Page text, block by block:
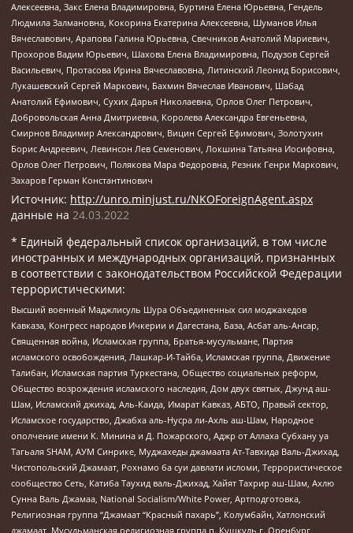
Алексеевна, Закс Елена Владимировна, Буртина Елена Юрьевна, Гендель
Людмила Залмановна, Кокорина Екатерина Алексеевна, Шуманов Илья
Вячеславович, Арапова Галина Юрьевна, Свечников Анатолий Мариевич,
Прохоров Вадим Юрьевич, Шахова Елена Владимировна, Подузов Сергей
Васильевич, Протасова Ирина Вячеславовна, Литинский Леонид Борисович,
Лукашевский Сергей Маркович, Бахмин Вячеслав Иванович, Шабад
Анатолий Ефимович, Сухих Дарья Николаевна, Орлов Олег Петрович,
Добровольская Анна Дмитриевна, Королева Александра Евгеньевна,
Смирнов Владимир Александрович, Вицин Сергей Ефимович, Золотухин
Борис Андреевич, Левинсон Лев Семенович, Локшина Татьяна Иосифовна,
Орлов Олег Петрович, Полякова Мара Федоровна, Резник Генри Маркович,
Захаров Герман Константинович
Источник: http://unro.minjust.ru/NKOForeignAgent.aspx
данные на 24.03.2022
* Единый федеральный список организаций, в том числе
иностранных и международных организаций, признанных
в соответствии с законодательством Российской Федерации
террористическими:
Высший военный Маджлисуль Шура Объединенных сил моджахедов
Кавказа, Конгресс народов Ичкерии и Дагестана, База, Асбат аль-Ансар,
Священная война, Исламская группа, Братья-мусульмане, Партия
исламского освобождения, Лашкар-И-Тайба, Исламская группа, Движение
Талибан, Исламская партия Туркестана, Общество социальных реформ,
Общество возрождения исламского наследия, Дом двух святых, Джунд аш-
Шам, Исламский джихад, Аль-Каида, Имарат Кавказ, АБТО, Правый сектор,
Исламское государство, Джабха аль-Нусра ли-Ахль аш-Шам, Народное
ополчение имени К. Минина и Д. Пожарского, Аджр от Аллаха Субхану уа
Тагьаля SHAM, АУМ Синрике, Муджахеды джамаата Ат-Тавхида Валь-Джихад,
Чистопольский Джамаат, Рохнамо ба суи давлати исломи, Террористическое
сообщество Сеть, Катиба Таухид валь-Джихад, Хайят Тахрир аш-Шам, Ахлю
Сунна Валь Джамаа, National Socialism/White Power, Артподготовка,
Религиозная группа “Джамаат “Красный пахарь”, Колумбайн, Хатлонский
джамаат, Мусульманская религиозная группа п. Кушкуль г. Оренбург,